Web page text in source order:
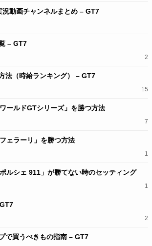
動画チャンネルまとめ – GT7
– GT7
2
法（時給ランキング） – GT7
15
ールドGTシリーズ」を勝つ方法
7
ェラーリ」を勝つ方法
1
ルシェ 911」が勝てない時のセッティング
1
2
で買うべきもの指南 – GT7